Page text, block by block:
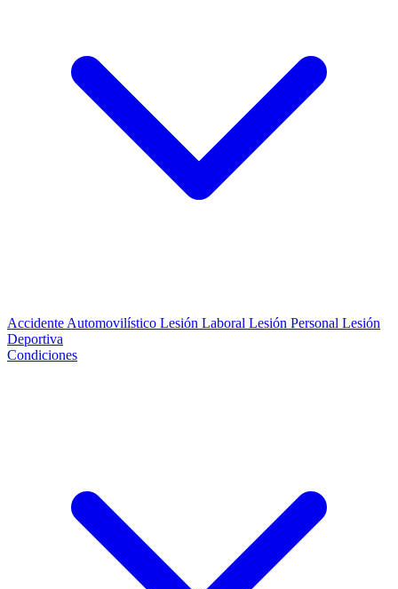
Accidente Automovilístico Lesión Laboral Lesión Personal Lesión
Deportiva
Condiciones